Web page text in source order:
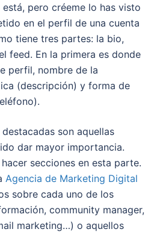
pero créeme lo has visto
en el perfil de una cuenta
tiene tres partes: la bio,
feed. En la primera es donde
perfil, nombre de la
(descripción) y forma de
son aquellas
dar mayor importancia.
secciones en esta parte.
Agencia de Marketing Digital
sobre cada uno de los
community manager,
marketing…) o aquellos